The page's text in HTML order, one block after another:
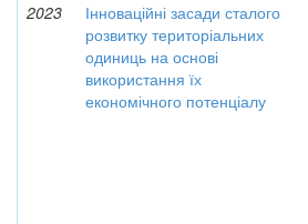
2023
Інноваційні засади сталого
розвитку територіальних
одиниць на основі
використання їх
економічного потенціалу